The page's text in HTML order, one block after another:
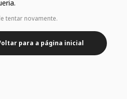
tentar novamente.
para a página inicial